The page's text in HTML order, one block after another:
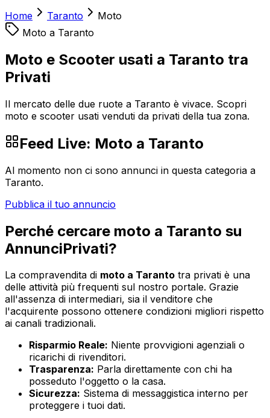
Home Taranto
Moto
Moto a Taranto
Moto e Scooter usati a Taranto tra
Privati
Il mercato delle due ruote a Taranto è vivace. Scopri
moto e scooter usati venduti da privati della tua zona.
Feed Live: Moto a Taranto
Al momento non ci sono annunci in questa categoria a
Taranto.
Pubblica il tuo annuncio
Perché cercare moto a Taranto su
AnnunciPrivati?
La compravendita di moto a Taranto tra privati è una
delle attività più frequenti sul nostro portale. Grazie
all'assenza di intermediari, sia il venditore che
l'acquirente possono ottenere condizioni migliori rispetto
ai canali tradizionali.
Risparmio Reale: Niente provvigioni agenziali o
ricarichi di rivenditori.
Trasparenza: Parla direttamente con chi ha
posseduto l'oggetto o la casa.
Sicurezza: Sistema di messaggistica interno per
proteggere i tuoi dati.